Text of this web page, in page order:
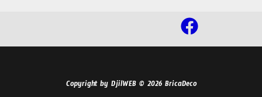
Copyright by DjilWEB © 2026 BricaDeco